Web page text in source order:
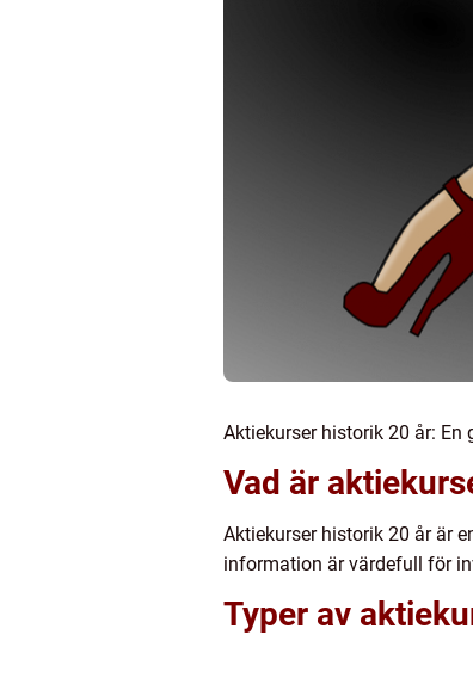
Aktiekurser historik 20 år:
Vad är
Aktiekurser historik 20 år är
information är värdefull för
Typer av